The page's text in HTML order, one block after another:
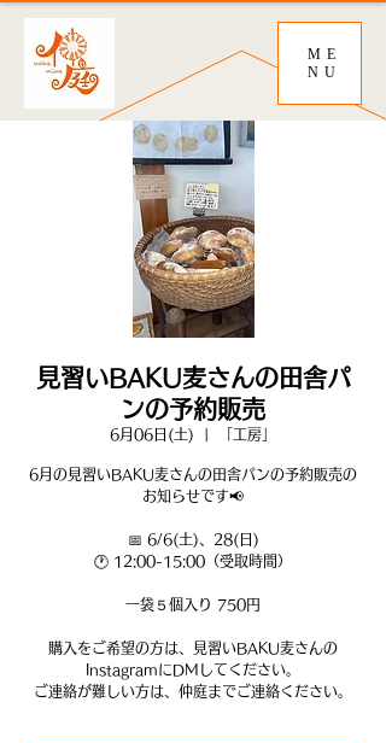
ME
NU
見習いBAKU麦さんの田舎パ
ンの予約販売
6月06日(土) 「工房」
6月の見習いBAKU麦さんの田舎パンの予約販売の
お知らせです📢
📅 6/6(土)、28(日)
🕐 12:00-15:00（受取時間）
一袋５個入り 750円
購入をご希望の方は、見習いBAKU麦さんの
InstagramにDMしてください。
ご連絡が難しい方は、仲庭までご連絡ください。